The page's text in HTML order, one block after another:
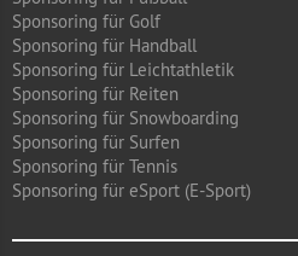
Sponsoring für Golf
Sponsoring für Handball
Sponsoring für Leichtathletik
Sponsoring für Reiten
Sponsoring für Snowboarding
Sponsoring für Surfen
Sponsoring für Tennis
Sponsoring für eSport (E-Sport)